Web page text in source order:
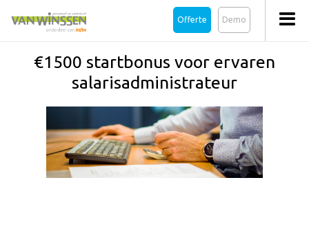
Demo
Offerte
€1500 startbonus voor ervaren
salarisadministrateur